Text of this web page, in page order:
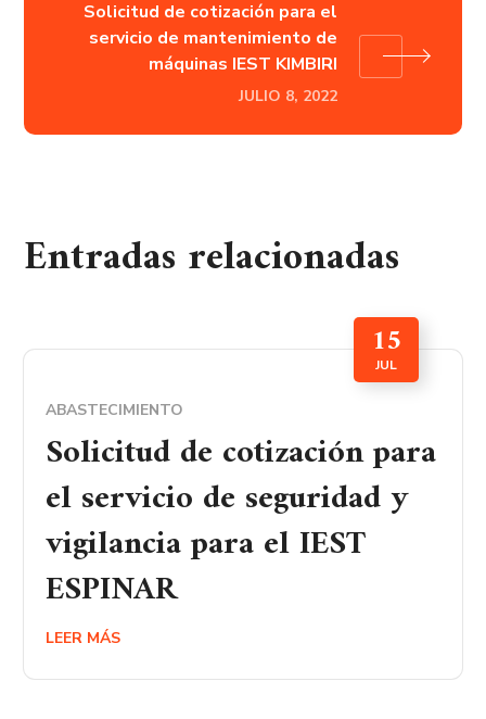
Solicitud de cotización para el
servicio de mantenimiento de
máquinas IEST KIMBIRI
JULIO 8, 2022
Entradas relacionadas
15
JUL
ABASTECIMIENTO
Solicitud de cotización para
el servicio de seguridad y
vigilancia para el IEST
ESPINAR
LEER MÁS